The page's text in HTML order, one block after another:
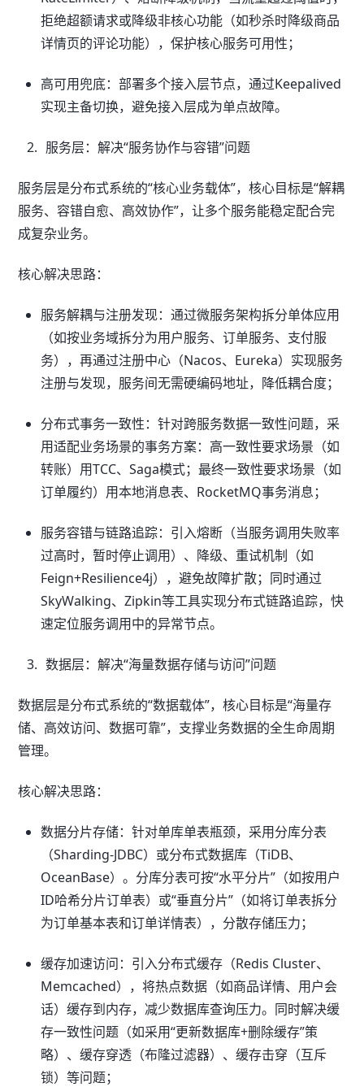
拒绝超额请求或降级非核心功能（如秒杀时降级商品
详情页的评论功能），保护核心服务可用性；
高可用兜底：部署多个接入层节点，通过Keepalived
实现主备切换，避免接入层成为单点故障。
服务层：解决“服务协作与容错”问题
服务层是分布式系统的“核心业务载体”，核心目标是“解耦
服务、容错自愈、高效协作”，让多个服务能稳定配合完
成复杂业务。
核心解决思路：
服务解耦与注册发现：通过微服务架构拆分单体应用
（如按业务域拆分为用户服务、订单服务、支付服
务），再通过注册中心（Nacos、Eureka）实现服务
注册与发现，服务间无需硬编码地址，降低耦合度；
分布式事务一致性：针对跨服务数据一致性问题，采
用适配业务场景的事务方案：高一致性要求场景（如
转账）用TCC、Saga模式；最终一致性要求场景（如
订单履约）用本地消息表、RocketMQ事务消息；
服务容错与链路追踪：引入熔断（当服务调用失败率
过高时，暂时停止调用）、降级、重试机制（如
Feign+Resilience4j），避免故障扩散；同时通过
SkyWalking、Zipkin等工具实现分布式链路追踪，快
速定位服务调用中的异常节点。
数据层：解决“海量数据存储与访问”问题
数据层是分布式系统的“数据载体”，核心目标是“海量存
储、高效访问、数据可靠”，支撑业务数据的全生命周期
管理。
核心解决思路：
数据分片存储：针对单库单表瓶颈，采用分库分表
（Sharding-JDBC）或分布式数据库（TiDB、
OceanBase）。分库分表可按“水平分片”（如按用户
ID哈希分片订单表）或“垂直分片”（如将订单表拆分
为订单基本表和订单详情表），分散存储压力；
缓存加速访问：引入分布式缓存（Redis Cluster、
Memcached），将热点数据（如商品详情、用户会
话）缓存到内存，减少数据库查询压力。同时解决缓
存一致性问题（如采用“更新数据库+删除缓存”策
略）、缓存穿透（布隆过滤器）、缓存击穿（互斥
锁）等问题；